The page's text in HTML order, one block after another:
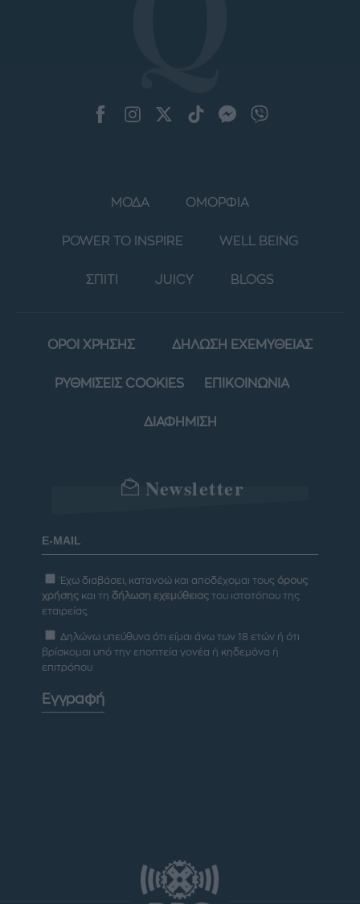
ΜΟΔΑ ΟΜΟΡΦΙΑ
POWER TO INSPIRE WELL BEING
ΣΠΙΤΙ JUICY BLOGS
ΟΡΟΙ ΧΡΗΣΗΣ ΔΗΛΩΣΗ ΕΧΕΜΥΘΕΙΑΣ
ΡΥΘΜΙΣΕΙΣ COOKIES ΕΠΙΚΟΙΝΩΝΙΑ
ΔΙΑΦΗΜΙΣΗ
Newsletter
Έχω διαβάσει, κατανοώ και αποδέχομαι τους όρους
χρήσης και τη δήλωση εχεμύθειας του ιστοτόπου της
εταιρείας
Δηλώνω υπεύθυνα ότι είμαι άνω των 18 ετών ή ότι
βρίσκομαι υπό την εποπτεία γονέα ή κηδεμόνα ή
επιτρόπου
Εγγραφή